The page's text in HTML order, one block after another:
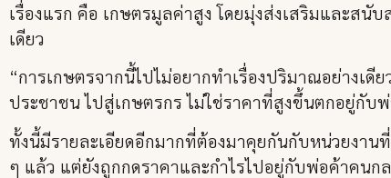
เรื่องแรก คือ เกษตรมูลค่าสูง โดยมุ่งส่งเสริมและส
เดียว
“การเกษตรจากนี้ไปไม่อยากทำเรื่องปริมาณอย่างเ
ประชาชน ไปสู่เกษตรกร ไม่ใช่ราคาที่สูงขึ้นตกอยู่กั
ทั้งนี้มีรายละเอียดอีกมากที่ต้องมาคุยกันกับหน่วยงาน
ๆ แล้ว แต่ยังถูกกดราคาและกำไรไปอยู่กับพ่อค้าคนก